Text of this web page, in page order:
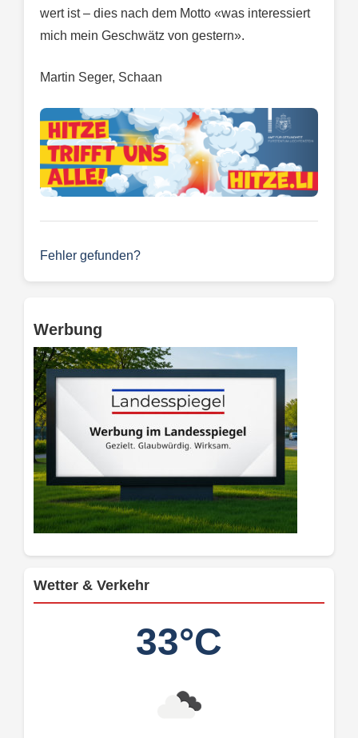
wert ist – dies nach dem Motto «was interessiert
mich mein Geschwätz von gestern».
Martin Seger, Schaan
Fehler gefunden?
Werbung
Wetter & Verkehr
33°C